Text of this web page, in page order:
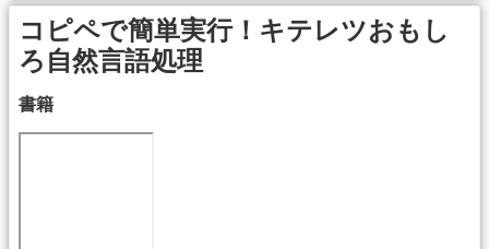
コピペで簡単実行！キテレツおもし
ろ自然言語処理
書籍